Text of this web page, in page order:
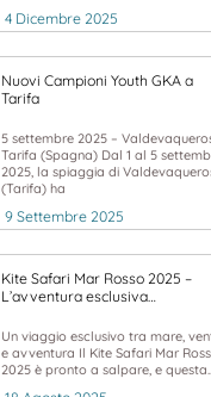
4 Dicembre 2025
Nuovi Campioni Youth GKA a
Tarifa
5 settembre 2025 –
Tarifa (Spagna) Dal 1 al 5
2025, la spiaggia di
(Tarifa) ha
9 Settembre 2025
Kite Safari Mar Rosso 2025 –
L’avventura esclusiva…
Un viaggio esclusivo tra mare,
e avventura Il Kite Safari Mar
2025 è pronto a salpare, e